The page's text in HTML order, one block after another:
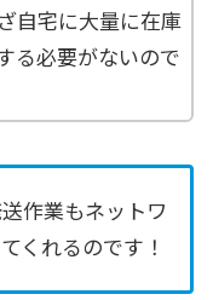
自宅に大量に在庫
る必要がないので
作業もネットワ
くれるのです！